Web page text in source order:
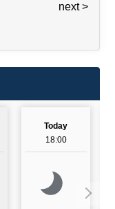
next >
Today
18:00